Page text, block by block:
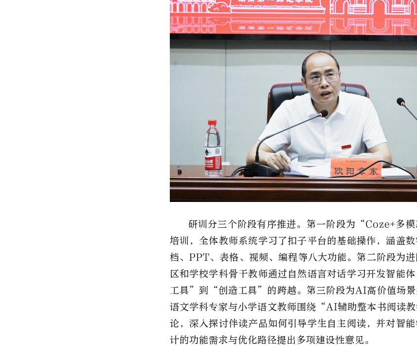
研训分三个阶段有序推进。第一阶段为“Coze+多
培训，全体教师系统学习了扣子平台的基础操作，涵盖
档、PPT、表格、视频、编程等八大功能。第二阶段为
区和学校学科骨干教师通过自然语言对话学习开发智能
工具”到“创造工具”的跨越。第三阶段为AI高价值场景
语文学科专家与小学语文教师围绕“AI辅助整本书阅读
论，深入探讨伴读产品如何引导学生自主阅读，并对智
计的功能需求与优化路径提出多项建设性意见。